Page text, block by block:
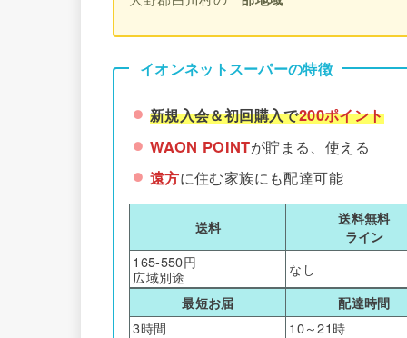
イオンネットスーパーの特徴
新規入会＆初回購入で200ポイント
WAON POINTが貯まる、使える
遠方に住む家族にも配達可能
送料
送料無料
ライン
165-550円
広域別途
なし
最短お届 配達時間
3時間 10～21時